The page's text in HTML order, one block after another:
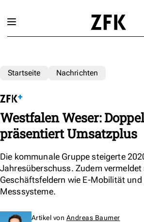
Startseite Nachrichten
Westfalen Weser:
präsentiert Umsatzplus
Die kommunale Gruppe steigerte
Jahresüberschuss. Zudem
Geschäftsfeldern wie E-Mobilität
Messsysteme.
Artikel von Andreas Baumer